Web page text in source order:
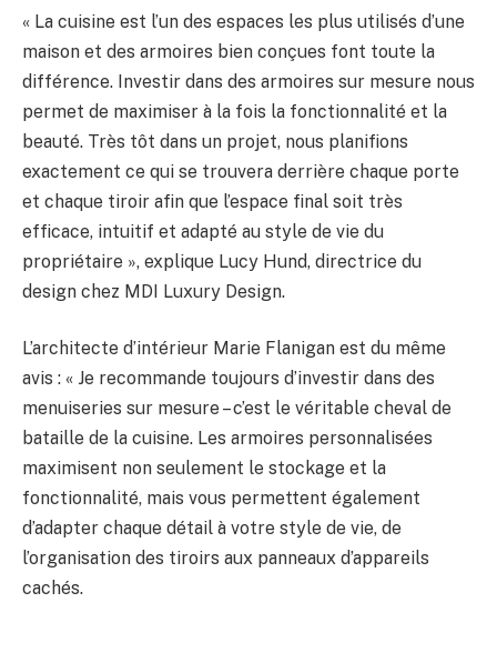
« La cuisine est l’un des espaces les plus utilisés d’une
maison et des armoires bien conçues font toute la
différence. Investir dans des armoires sur mesure nous
permet de maximiser à la fois la fonctionnalité et la
beauté. Très tôt dans un projet, nous planifions
exactement ce qui se trouvera derrière chaque porte
et chaque tiroir afin que l’espace final soit très
efficace, intuitif et adapté au style de vie du
propriétaire », explique Lucy Hund, directrice du
design chez MDI Luxury Design.
L’architecte d’intérieur Marie Flanigan est du même
avis : « Je recommande toujours d’investir dans des
menuiseries sur mesure – c’est le véritable cheval de
bataille de la cuisine. Les armoires personnalisées
maximisent non seulement le stockage et la
fonctionnalité, mais vous permettent également
d’adapter chaque détail à votre style de vie, de
l’organisation des tiroirs aux panneaux d’appareils
cachés.